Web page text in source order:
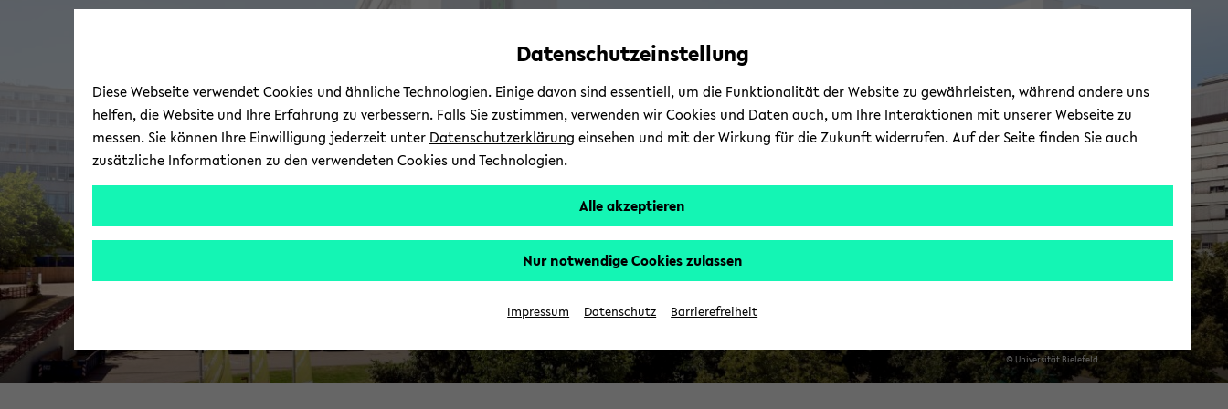
Automatische
vermeiden
zum
wechseln
zum
wechseln
zum
wechseln
© Uni­ver­si­tät Bie­le­feld
Datenschutzeinstellung
Diese Webseite verwendet Cookies und ähnliche Technologien. Einige davon sind essentiell, um die Funktionalität der Website zu gewährleisten, während andere uns
helfen, die Website und Ihre Erfahrung zu verbessern. Falls Sie zustimmen, verwenden wir Cookies und Daten auch, um Ihre Interaktionen mit unserer Webseite zu
messen. Sie können Ihre Einwilligung jederzeit unter Datenschutzerklärung einsehen und mit der Wirkung für die Zukunft widerrufen. Auf der Seite finden Sie auch
zusätzliche Informationen zu den verwendeten Cookies und Technologien.
Alle akzeptieren
Nur notwendige Cookies zulassen
Impressum Datenschutz Barrierefreiheit